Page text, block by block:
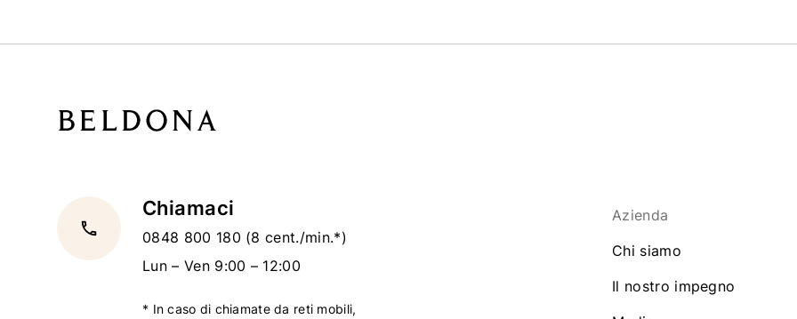
local_phone
Chiamaci
0848 800 180 (8 cent./min.*)
Lun – Ven 9:00 – 12:00
* In caso di chiamate da reti mobili,
Azienda
Chi siamo
Il nostro impegno